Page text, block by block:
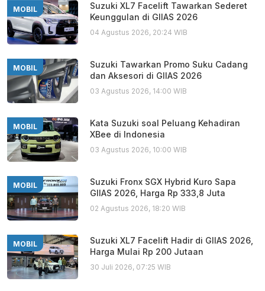
MOBIL
Suzuki XL7 Facelift Tawarkan Sederet
Keunggulan di GIIAS 2026
04 Agustus 2026, 20:24 WIB
MOBIL
Suzuki Tawarkan Promo Suku Cadang
dan Aksesori di GIIAS 2026
03 Agustus 2026, 14:00 WIB
MOBIL
Kata Suzuki soal Peluang Kehadiran
XBee di Indonesia
03 Agustus 2026, 10:00 WIB
MOBIL
Suzuki Fronx SGX Hybrid Kuro Sapa
GIIAS 2026, Harga Rp 333,8 Juta
02 Agustus 2026, 18:20 WIB
MOBIL
Suzuki XL7 Facelift Hadir di GIIAS 2026,
Harga Mulai Rp 200 Jutaan
30 Juli 2026, 07:25 WIB